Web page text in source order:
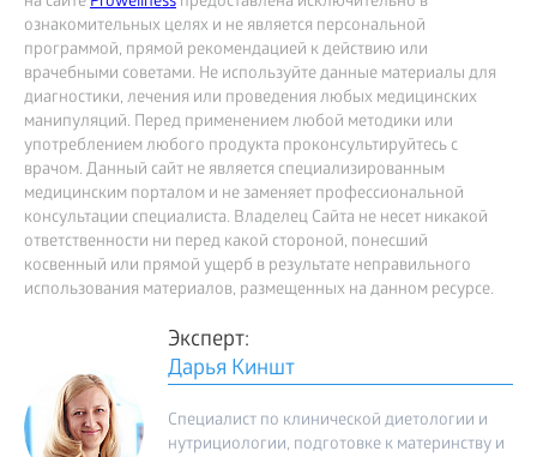
ознакомительных целях и не является персональной
программой, прямой рекомендацией к действию или
врачебными советами. Не используйте данные материалы для
диагностики, лечения или проведения любых медицинских
манипуляций. Перед применением любой методики или
употреблением любого продукта проконсультируйтесь с
врачом. Данный сайт не является специализированным
медицинским порталом и не заменяет профессиональной
консультации специалиста. Владелец Сайта не несет никакой
ответственности ни перед какой стороной, понесший
косвенный или прямой ущерб в результате неправильного
использования материалов, размещенных на данном ресурсе.
Эксперт:
Дарья Киншт
Специалист по клинической диетологии и
нутрициологии, подготовке к материнству и